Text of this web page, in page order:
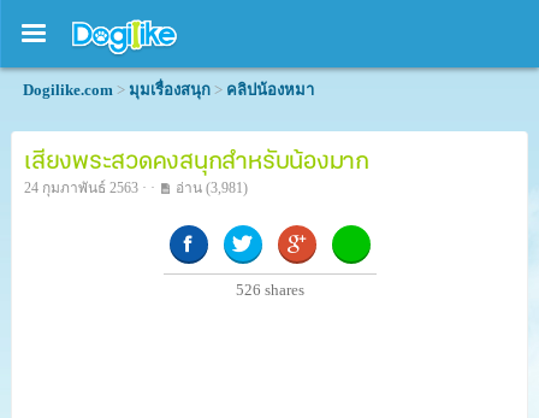
Dogilike.com > มุมเรื่องสนุก > คลิปน้องหมา
เสียงพระสวดคงสนุกสำหรับน้องมาก
24 กุมภาพันธ์ 2563 · · อ่าน (3,981)
526 shares